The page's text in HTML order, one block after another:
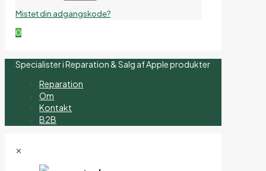
Mistet din adgangskode?
0
Specialister i Reparation & Salg af Apple produkter
Reparation
Om
Kontakt
B2B
✕